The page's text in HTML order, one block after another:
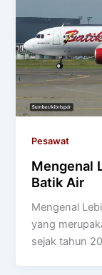
Pesawat
Mengenal
Batik Air
Mengenal
yang
sejak tahun